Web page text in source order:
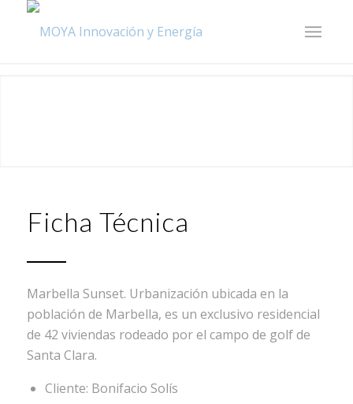
Ficha Técnica
Marbella Sunset. Urbanización ubicada en la
población de Marbella, es un exclusivo residencial
de 42 viviendas rodeado por el campo de golf de
Santa Clara.
Cliente: Bonifacio Solís